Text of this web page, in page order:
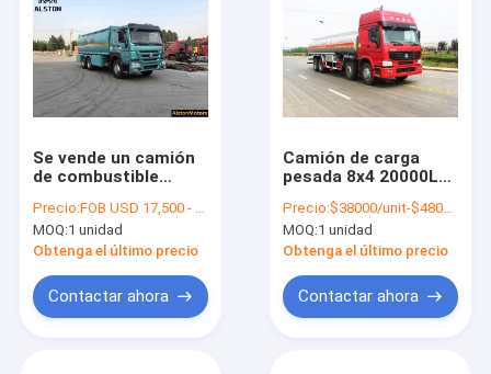
Se vende un camión
de combustible
20 mil litros.
Precio:FOB USD 17,500 - 30,000 PER UNIT
MOQ:1 unidad
Obtenga el último precio
Contactar ahora
Camión de carga
pesada 8x4 20000L
Tanker Gran
capacidad
Precio:$38000/unit-$48000/unit
MOQ:1 unidad
Obtenga el último precio
Contactar ahora